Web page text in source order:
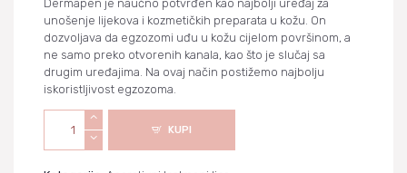
Dermapen je naučno potvrđen kao najbolji uređaj za
unošenje lijekova i kozmetičkih preparata u kožu. On
dozvoljava da egzozomi uđu u kožu cijelom površinom, a
ne samo preko otvorenih kanala, kao što je slučaj sa
drugim uređajima. Na ovaj način postižemo najbolju
iskoristljivost egzozoma.
Microneedling
egzozomi
količina
KUPI